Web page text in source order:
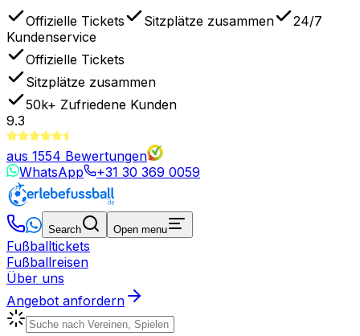
Offizielle Tickets Sitzplätze zusammen
24/7
Kundenservice
Offizielle Tickets
Sitzplätze zusammen
50k+ Zufriedene Kunden
9.3
aus 1554 Bewertungen
WhatsApp
+31 30 369 0059
Search Open menu
Fußballtickets
Fußballreisen
Über uns
Angebot anfordern